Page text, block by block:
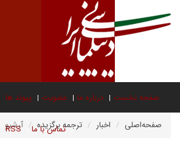
صفحه نخست درباره ما عضویت پیوند ها
تماس با ما RSS صفحه‌اصلی اخبار ترجمه برگزیده آرشیو